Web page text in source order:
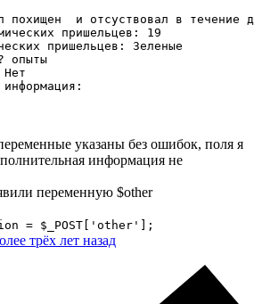
похищен  и отсуствовал в течение
пришельцев: 19
пришельцев: Зеленые
опыты
информация:
указаны без ошибок, поля я
информация не
переменную $other
= $_POST['other'];
трёх лет назад